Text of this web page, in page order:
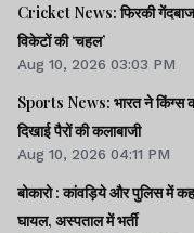
Cricket News: फिरकी
विकेटों की ‘चहल’
Aug 10, 2026 03:03 PM
Sports News: भारत ने किंग्स
दिखाई पैरों की कलाबाजी
Aug 10, 2026 04:11 PM
बोकारो : कांवड़िये और पुलिस में
घायल, अस्पताल में भर्ती